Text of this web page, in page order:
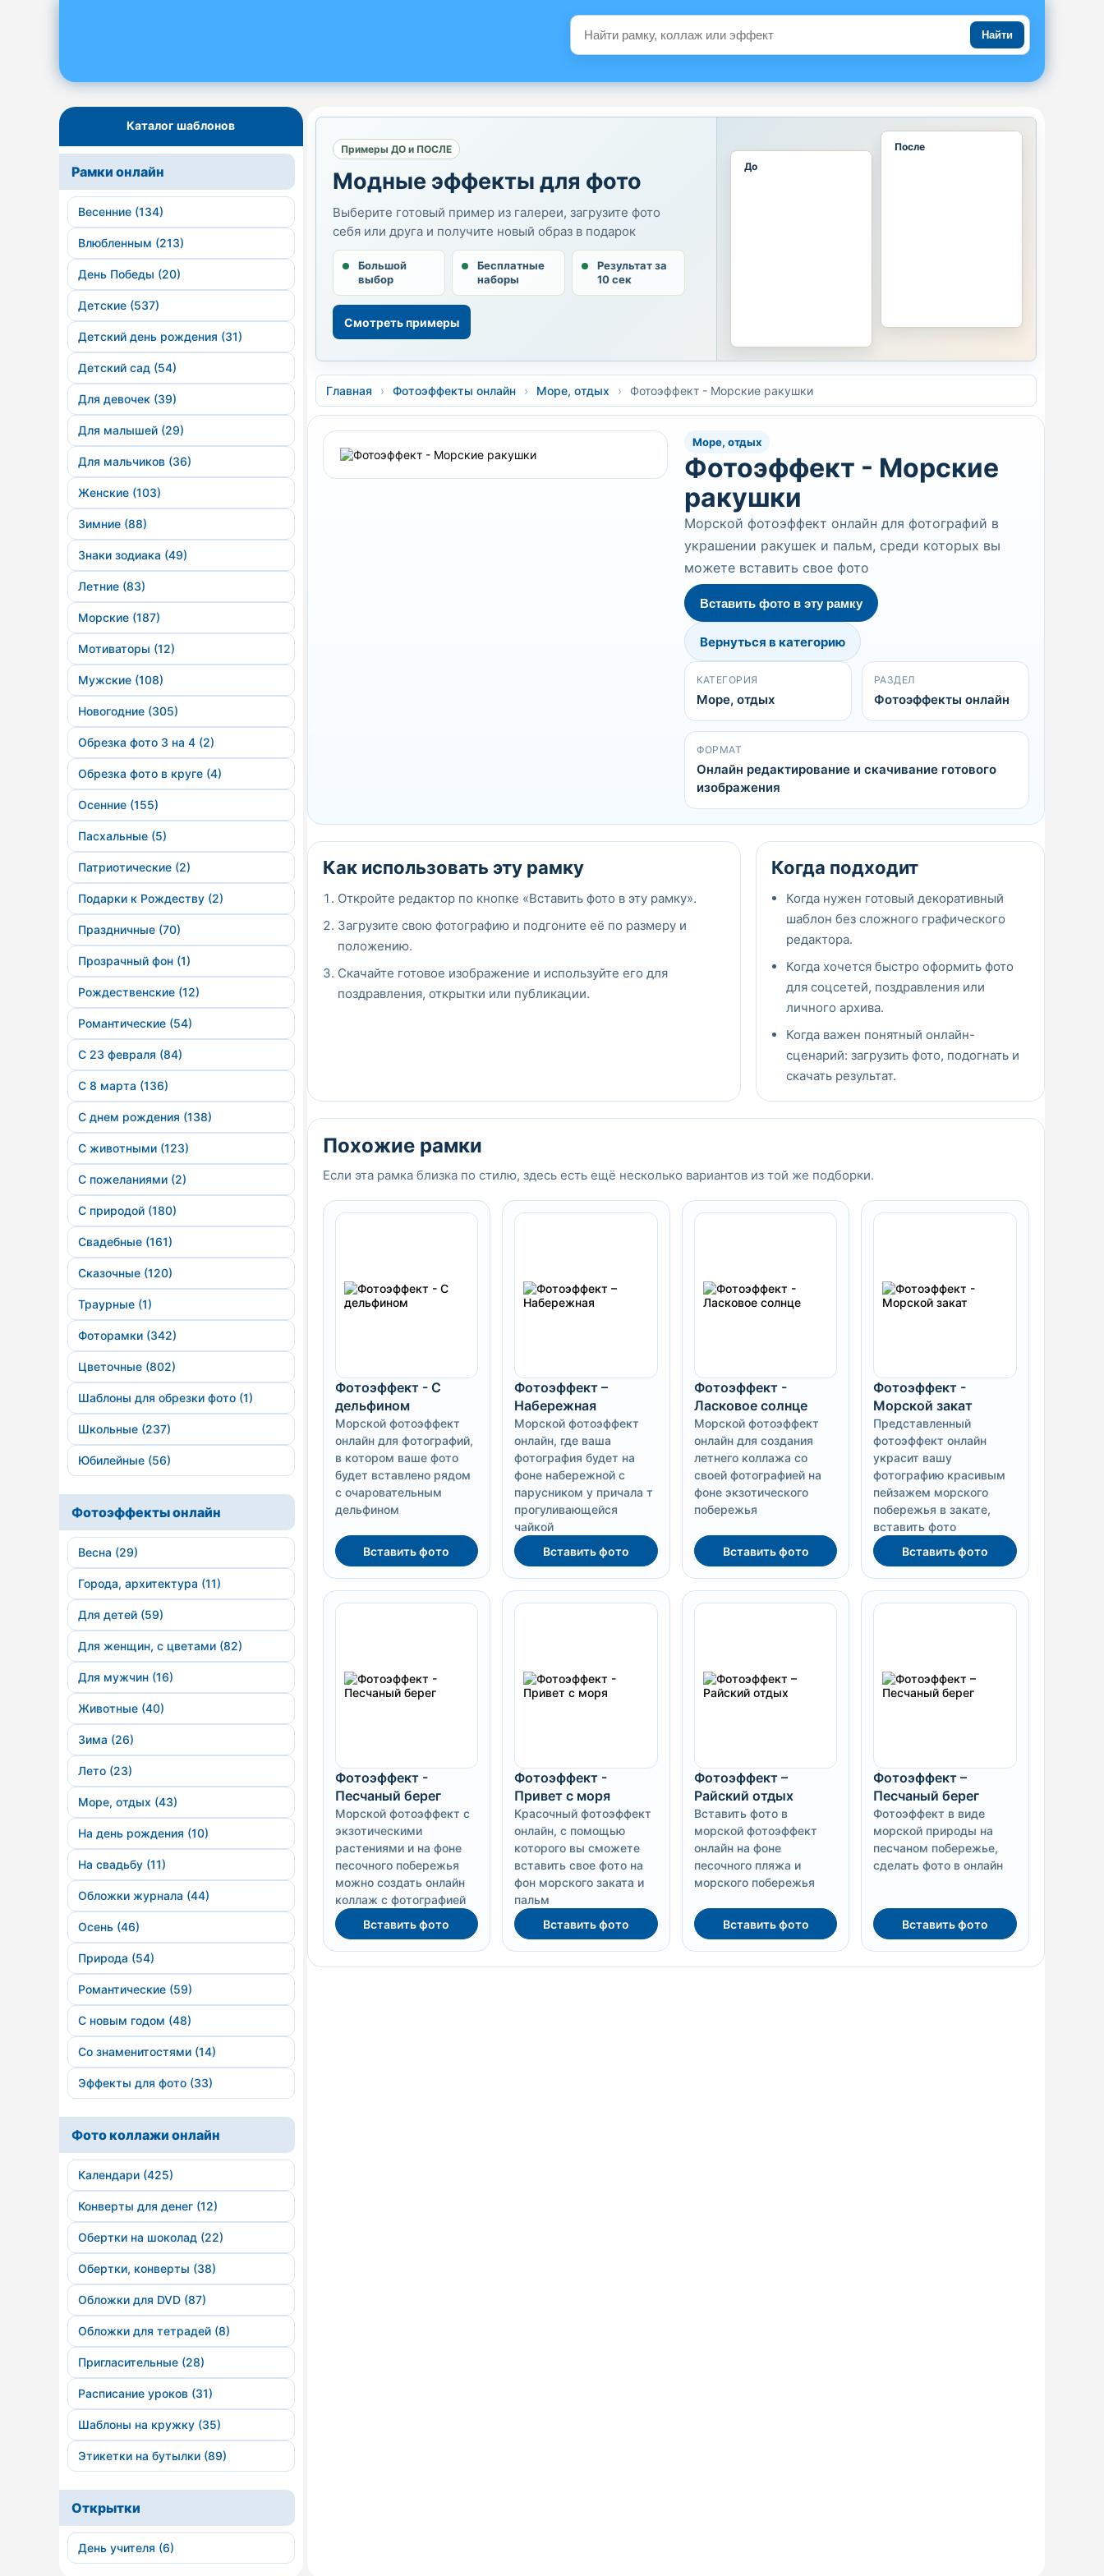
Найти
Каталог шаблонов
Рамки онлайн
Весенние (134)
Влюбленным (213)
День Победы (20)
Детские (537)
Детский день рождения (31)
Детский сад (54)
Для девочек (39)
Для малышей (29)
Для мальчиков (36)
Женские (103)
Зимние (88)
Знаки зодиака (49)
Летние (83)
Морские (187)
Мотиваторы (12)
Мужские (108)
Новогодние (305)
Обрезка фото 3 на 4 (2)
Обрезка фото в круге (4)
Осенние (155)
Пасхальные (5)
Патриотические (2)
Подарки к Рождеству (2)
Праздничные (70)
Прозрачный фон (1)
Рождественские (12)
Романтические (54)
С 23 февраля (84)
С 8 марта (136)
С днем рождения (138)
С животными (123)
С пожеланиями (2)
С природой (180)
Свадебные (161)
Сказочные (120)
Траурные (1)
Фоторамки (342)
Цветочные (802)
Шаблоны для обрезки фото (1)
Школьные (237)
Юбилейные (56)
Фотоэффекты онлайн
Весна (29)
Города, архитектура (11)
Для детей (59)
Для женщин, с цветами (82)
Для мужчин (16)
Животные (40)
Зима (26)
Лето (23)
Море, отдых (43)
На день рождения (10)
На свадьбу (11)
Обложки журнала (44)
Осень (46)
Природа (54)
Романтические (59)
С новым годом (48)
Со знаменитостями (14)
Эффекты для фото (33)
Фото коллажи онлайн
Календари (425)
Конверты для денег (12)
Обертки на шоколад (22)
Обертки, конверты (38)
Обложки для DVD (87)
Обложки для тетрадей (8)
Пригласительные (28)
Расписание уроков (31)
Шаблоны на кружку (35)
Этикетки на бутылки (89)
Открытки
День учителя (6)
Примеры ДО и ПОСЛЕ
Модные эффекты для фото
Выберите готовый пример из галереи, загрузите фото
себя или друга и получите новый образ в подарок
Большой
выбор
Бесплатные
наборы
Результат за
10 сек
Смотреть примеры
До
После
Главная › Фотоэффекты онлайн › Море, отдых › Фотоэффект - Морские ракушки
Море, отдых
Фотоэффект - Морские
ракушки
Морской фотоэффект онлайн для фотографий в
украшении ракушек и пальм, среди которых вы
можете вставить свое фото
Вставить фото в эту рамку
Вернуться в категорию
КАТЕГОРИЯ
Море, отдых
РАЗДЕЛ
Фотоэффекты онлайн
ФОРМАТ
Онлайн редактирование и скачивание готового
изображения
Как использовать эту рамку
Откройте редактор по кнопке «Вставить фото в эту рамку».
Загрузите свою фотографию и подгоните её по размеру и
положению.
Скачайте готовое изображение и используйте его для
поздравления, открытки или публикации.
Когда подходит
Когда нужен готовый декоративный
шаблон без сложного графического
редактора.
Когда хочется быстро оформить фото
для соцсетей, поздравления или
личного архива.
Когда важен понятный онлайн-
сценарий: загрузить фото, подогнать и
скачать результат.
Похожие рамки
Если эта рамка близка по стилю, здесь есть ещё несколько вариантов из той же подборки.
Фотоэффект - С
дельфином
Морской фотоэффект
онлайн для фотографий,
в котором ваше фото
будет вставлено рядом
с очаровательным
дельфином
Вставить фото
Фотоэффект –
Набережная
Морской фотоэффект
онлайн, где ваша
фотография будет на
фоне набережной с
парусником у причала т
прогуливающейся
чайкой
Вставить фото
Фотоэффект -
Ласковое солнце
Морской фотоэффект
онлайн для создания
летнего коллажа со
своей фотографией на
фоне экзотического
побережья
Вставить фото
Фотоэффект -
Морской закат
Представленный
фотоэффект онлайн
украсит вашу
фотографию красивым
пейзажем морского
побережья в закате,
вставить фото
Вставить фото
Фотоэффект -
Песчаный берег
Морской фотоэффект с
экзотическими
растениями и на фоне
песочного побережья
можно создать онлайн
коллаж с фотографией
Вставить фото
Фотоэффект -
Привет с моря
Красочный фотоэффект
онлайн, с помощью
которого вы сможете
вставить свое фото на
фон морского заката и
пальм
Вставить фото
Фотоэффект –
Райский отдых
Вставить фото в
морской фотоэффект
онлайн на фоне
песочного пляжа и
морского побережья
Вставить фото
Фотоэффект –
Песчаный берег
Фотоэффект в виде
морской природы на
песчаном побережье,
сделать фото в онлайн
Вставить фото